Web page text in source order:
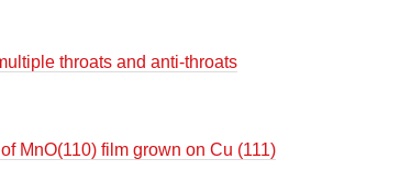
throats and anti-throats
MnO(110) film grown on Cu (111)